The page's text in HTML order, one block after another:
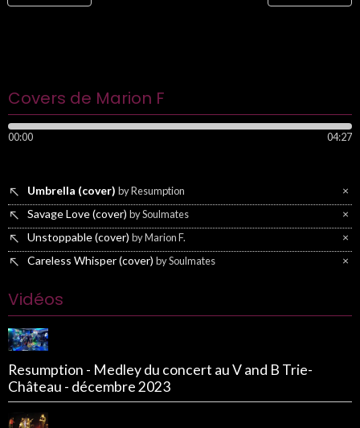
Covers de Marion F
00:00 04:27
×
Umbrella (cover) by Resumption
×
Savage Love (cover) by Soulmates
×
Unstoppable (cover) by Marion F.
×
Careless Whisper (cover) by Soulmates
Vidéos
Resumption - Medley du concert au V and B Trie-
Château - décembre 2023